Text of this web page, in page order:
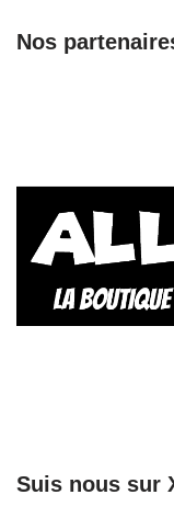
Nos
Suis nous sur